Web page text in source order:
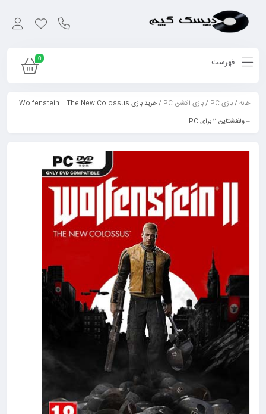
0 فهرست
خانه/بازی PC /بازی اکشن PC
/ خرید بازی Wolfenstein II The New Colossus
– ولفنشتاین ۲ برای PC